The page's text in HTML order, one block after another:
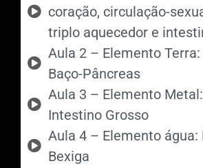
coração, circulação-
triplo aquecedor e
Aula 2 – Elemento
Baço-Pâncreas
Aula 3 – Elemento
Intestino Grosso
Aula 4 – Elemento água:
Bexiga